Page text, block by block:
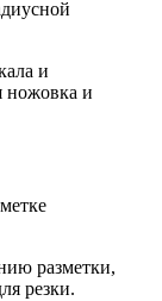
и
ножовка и
разметки,
резки.